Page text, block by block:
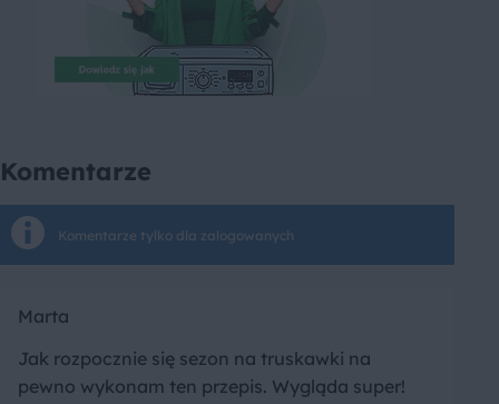
Komentarze
Komentarze tylko dla zalogowanych
Marta
Jak rozpocznie się sezon na truskawki na
pewno wykonam ten przepis. Wygląda super!